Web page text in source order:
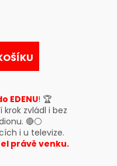
EDENU! 🏆
zvládl i bez
🔴⚪️
i u televize.
právě venku.